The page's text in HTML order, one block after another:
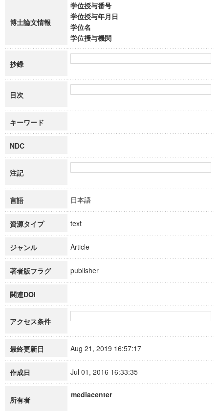
博士論文情報
学位授与番号
学位授与年月日
学位名
学位授与機関
抄録
目次
キーワード
NDC
注記
言語 日本語
資源タイプ text
ジャンル Article
著者版フラグ publisher
関連DOI
アクセス条件
最終更新日 Aug 21, 2019 16:57:17
作成日 Jul 01, 2016 16:33:35
所有者
mediacenter